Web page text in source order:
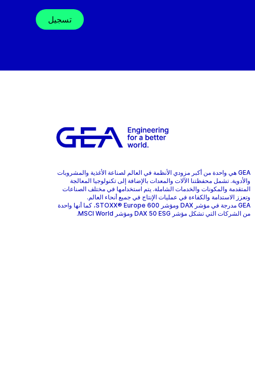
تسجيل
GEA هي واحدة من أكبر مزودي الأنظمة في العالم لصناعة الأغذية والمشروبات
والأدوية. تشمل محفظتنا الآلات والمعدات بالإضافة إلى تكنولوجيا المعالجة
المتقدمة والمكونات والخدمات الشاملة. يتم استخدامها في مختلف الصناعات
وتعزز الاستدامة والكفاءة في عمليات الإنتاج في جميع أنحاء العالم.
GEA مدرجة في مؤشر DAX ومؤشر STOXX® Europe 600، كما أنها واحدة
من الشركات التي تشكل مؤشر DAX 50 ESG ومؤشر MSCI World.